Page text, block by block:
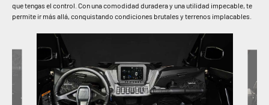
que tengas el control. Con una comodidad duradera y una utilidad impecable, te
permite ir más allá, conquistando condiciones brutales y terrenos implacables.